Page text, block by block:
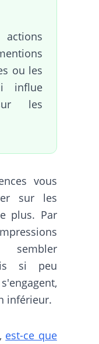
actions
ou les
influe
les
vous
sur les
plus. Par
si peu
inférieur.
est-ce que